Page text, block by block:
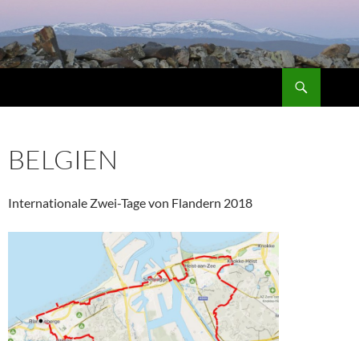
BELGIEN
Internationale Zwei-Tage von Flandern 2018